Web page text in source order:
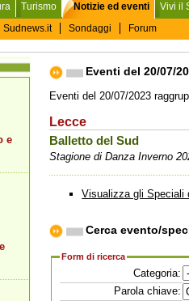
Turismo
Notizie ed eventi
Sudnews.it Sondaggi Forum
Vivi il
Eventi del 20/07/
Eventi del 20/07/2023
Lecce
Balletto del Sud
Stagione di Danza Inverno
Visualizza gli Speciali
Cerca evento/
Form di ricerca
Categoria:
Parola chiave:
e